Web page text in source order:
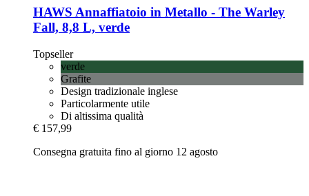
HAWS Annaffiatoio in Metallo -​ The Warley
Fall, 8,8 L, verde
Topseller
verde
Grafite
Design tradizionale inglese
Particolarmente utile
Di altissima qualità
€ 157,99
Consegna gratuita fino al giorno 12 agosto